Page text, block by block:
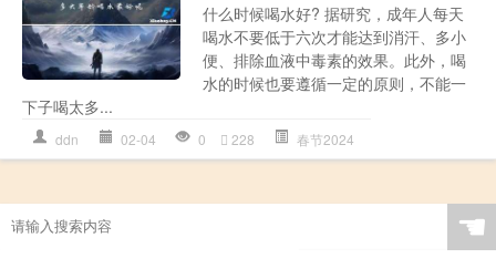
什么时候喝水好? 据研究，成年人每天
喝水不要低于六次才能达到消汗、多小
便、排除血液中毒素的效果。此外，喝
水的时候也要遵循一定的原则，不能一
下子喝太多...
ddn 02-04 0 228 春节2024
☚